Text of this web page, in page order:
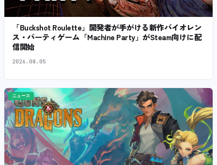
「Buckshot Roulette」開発者が手がける新作バイオレン
ス・パーティゲーム「Machine Party」がSteam向けに配
信開始
2026.08.05
ニュース